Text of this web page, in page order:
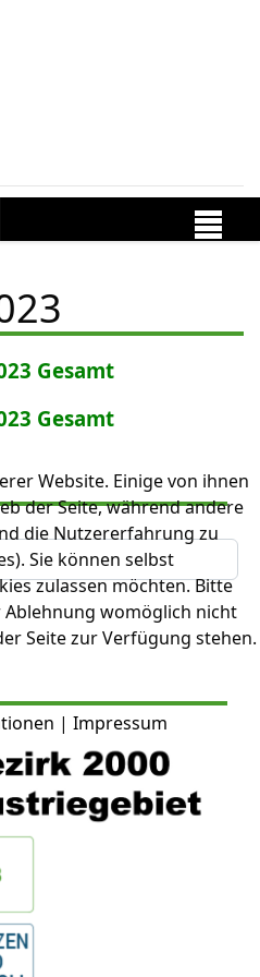
Gesamt
Gesamt
Website. Einige von ihnen
der Seite, während andere
die Nutzererfahrung zu
Sie können selbst
zulassen möchten. Bitte
Ablehnung womöglich nicht
Seite zur Verfügung stehen.
| Impressum